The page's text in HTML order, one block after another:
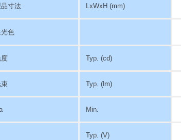
寸法 LxWxH (mm)
色
Typ. (cd)
Typ. (lm)
Min.
Typ. (V)